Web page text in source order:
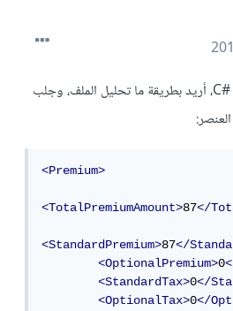
داخل ملف xml على تطبيق #C، أريد بطريقة ما تحليل الملف، وجلب
<Premium>
<TotalPremiumAmount>87</
<StandardPremium>87</
<OptionalPremium>0
<StandardTax>0</
<OptionalTax>0</